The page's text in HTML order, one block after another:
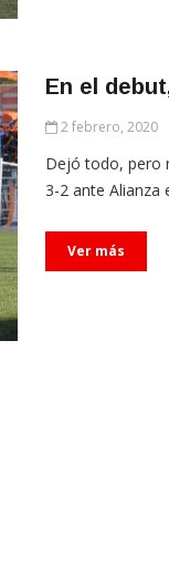
En el
2 febrero, 2020
Dejó todo, pero
3-2 ante Alianza
Ver más